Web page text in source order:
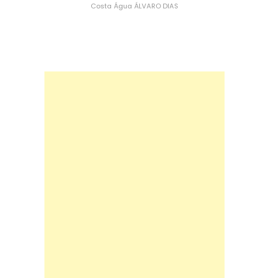
Costa Água ÁLVARO DIAS